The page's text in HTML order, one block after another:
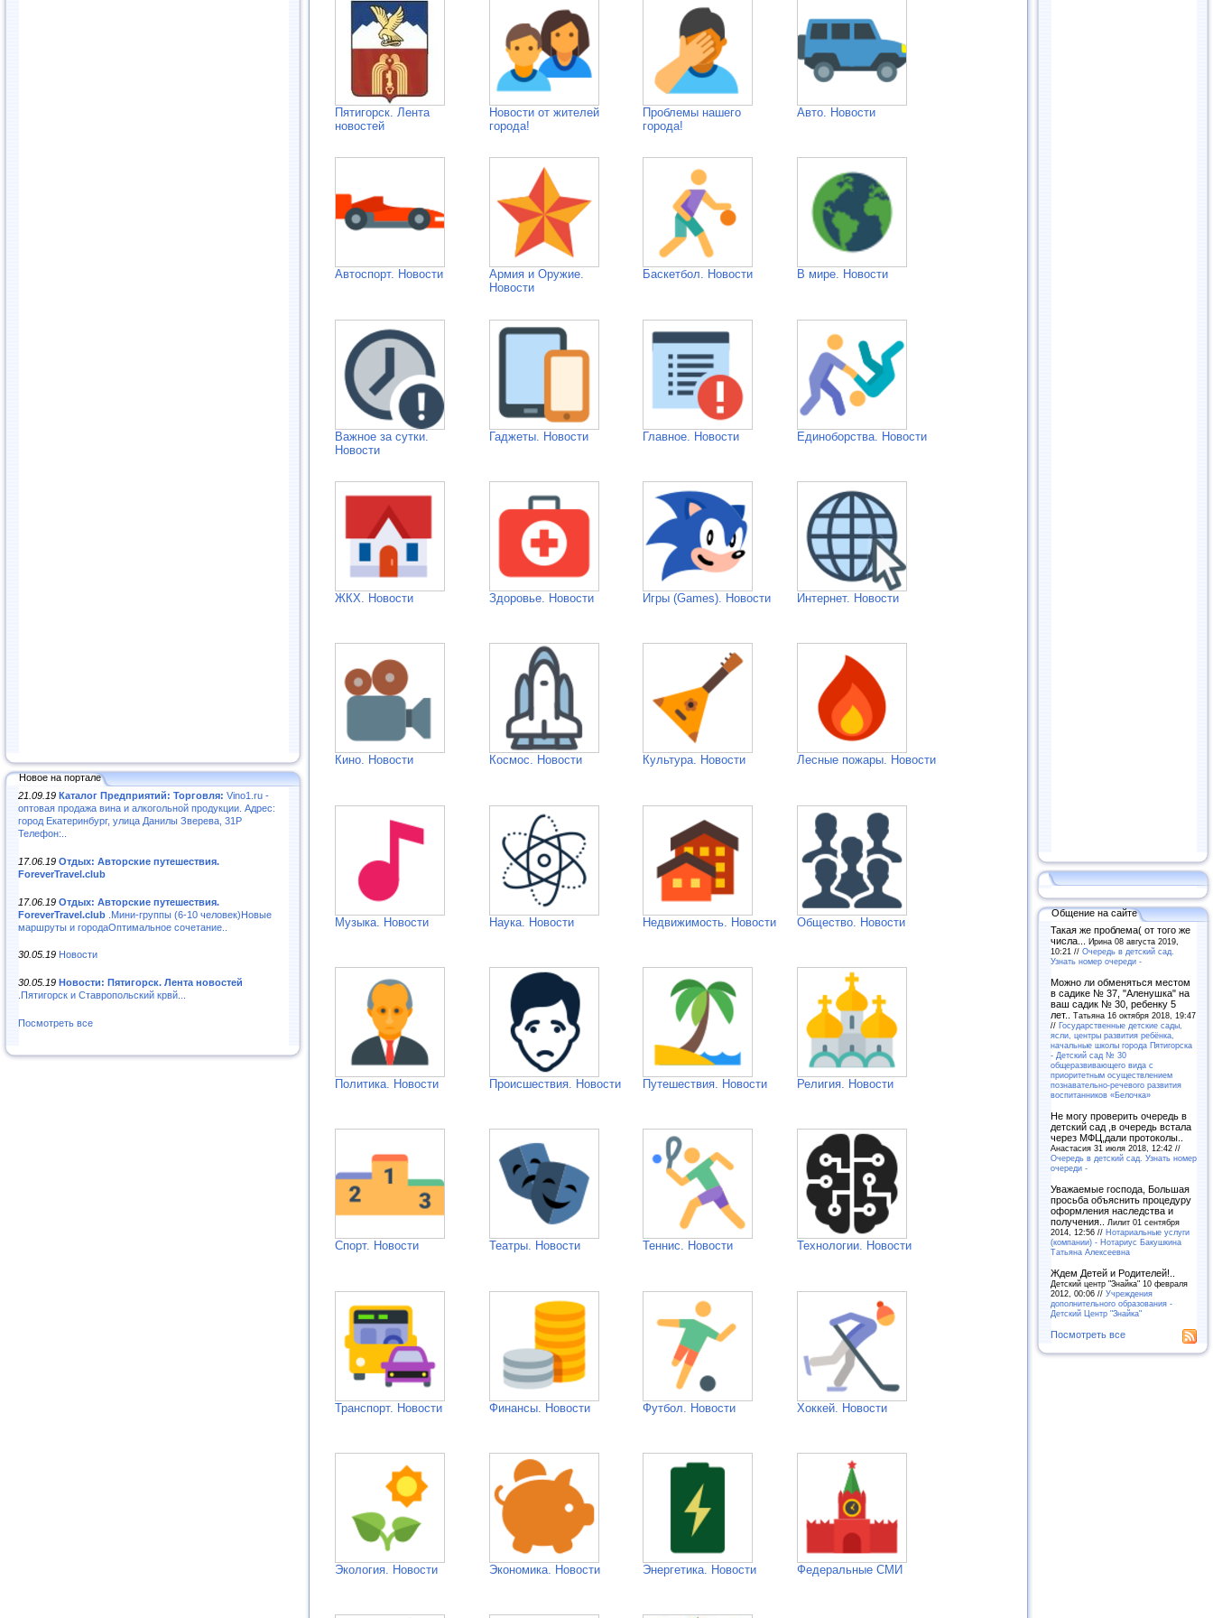
Новое на портале
21.09.19 Каталог Предприятий: Торговля: Vino1.ru -
оптовая продажа вина и алкогольной продукции. Адрес:
город Екатеринбург, улица Данилы Зверева, 31Р
Телефон:..
17.06.19 Отдых: Авторские путешествия.
ForeverTravel.club
17.06.19 Отдых: Авторские путешествия.
ForeverTravel.club .Мини-группы (6-10 человек)Новые
маршруты и городаОптимальное сочетание..
30.05.19 Новости
30.05.19 Новости: Пятигорск. Лента новостей
.Пятигорск и Ставропольский крвй...
Посмотреть все
Пятигорск. Лента
новостей
Новости от жителей
города!
Проблемы нашего
города!
Авто. Новости
Автоспорт. Новости
Армия и Оружие.
Новости
Баскетбол. Новости В мире. Новости
Важное за сутки.
Новости
Гаджеты. Новости Главное. Новости Единоборства. Новости
ЖКХ. Новости Здоровье. Новости Игры (Games). Новости Интернет. Новости
Кино. Новости Космос. Новости Культура. Новости Лесные пожары. Новости
Музыка. Новости Наука. Новости Недвижимость. Новости Общество. Новости
Политика. Новости Происшествия. Новости Путешествия. Новости Религия. Новости
Спорт. Новости Театры. Новости Теннис. Новости Технологии. Новости
Транспорт. Новости Финансы. Новости Футбол. Новости Хоккей. Новости
Экология. Новости Экономика. Новости Энергетика. Новости Федеральные СМИ
Общение на сайте
Такая же проблема( от того же
числа... Ирина 08 августа 2019,
10:21 // Очередь в детский сад.
Узнать номер очереди -
Можно ли обменяться местом
в садике № 37, "Аленушка" на
ваш садик № 30, ребенку 5
лет.. Татьяна 16 октября 2018, 19:47
// Государственные детские сады,
ясли, центры развития ребёнка,
начальные школы города Пятигорска
- Детский сад № 30
общеразвивающего вида с
приоритетным осуществлением
познавательно-речевого развития
воспитанников «Белочка»
Не могу проверить очередь в
детский сад ,в очередь встала
через МФЦ,дали протоколы..
Анастасия 31 июля 2018, 12:42 //
Очередь в детский сад. Узнать номер
очереди -
Уважаемые господа, Большая
просьба объяснить процедуру
оформления наследства и
получения..
Лилит 01 сентября
2014, 12:56 // Нотариальные услуги
(компании) - Нотариус Бакушкина
Татьяна Алексеевна
Ждем Детей и Родителей!..
Детский центр "Знайка" 10 февраля
2012, 00:06 // Учреждения
дополнительного образования -
Детский Центр "Знайка"
Посмотреть все